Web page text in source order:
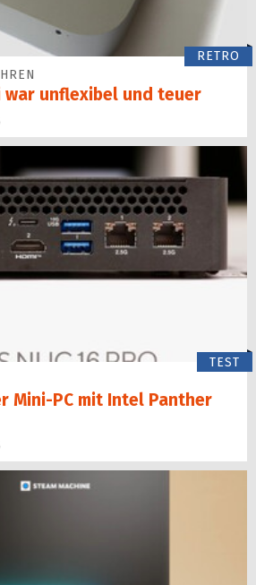
RETRO
war unflexibel und teuer
TEST
Mini-PC mit Intel Panther